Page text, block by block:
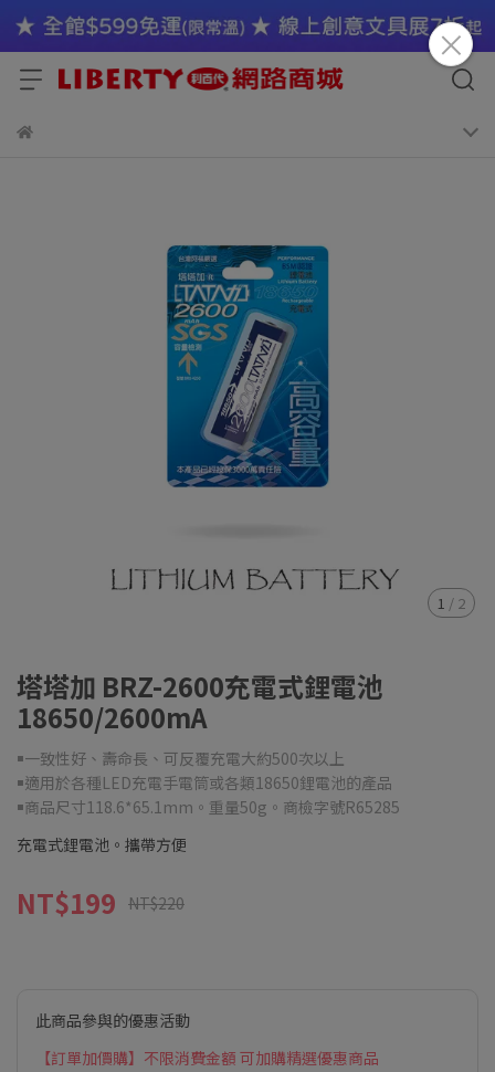
1 / 2
塔塔加 BRZ-2600充電式鋰電池
18650/2600mA
￭一致性好、壽命長、可反覆充電大約500次以上
￭適用於各種LED充電手電筒或各類18650鋰電池的產品
￭商品尺寸118.6*65.1mm。重量50g。商檢字號R65285
充電式鋰電池。攜帶方便
NT$199 NT$220
此商品參與的優惠活動
【訂單加價購】不限消費金額 可加購精選優惠商品